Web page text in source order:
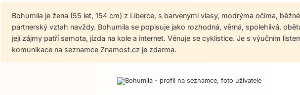
Bohumila je žena (55 let, 154 cm) z Liberce, s barvenými vlasy, modrýma očima,
partnerský vztah navždy. Bohumila se popisuje jako rozhodná, věrná, spolehlivá,
její zájmy patří samota, jízda na kole a internet. Věnuje se cyklistice. Je s výučním
komunikace na seznamce Znamost.cz je zdarma.